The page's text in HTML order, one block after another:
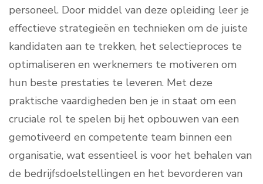
personeel. Door middel van deze opleiding leer je
effectieve strategieën en technieken om de juiste
kandidaten aan te trekken, het selectieproces te
optimaliseren en werknemers te motiveren om
hun beste prestaties te leveren. Met deze
praktische vaardigheden ben je in staat om een
cruciale rol te spelen bij het opbouwen van een
gemotiveerd en competente team binnen een
organisatie, wat essentieel is voor het behalen van
de bedrijfsdoelstellingen en het bevorderen van